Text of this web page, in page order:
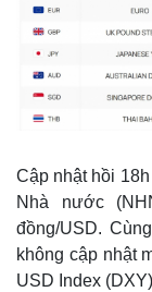
Cập nhật hồi
Nhà nước
đồng/USD.
không cập nhật
USD Index